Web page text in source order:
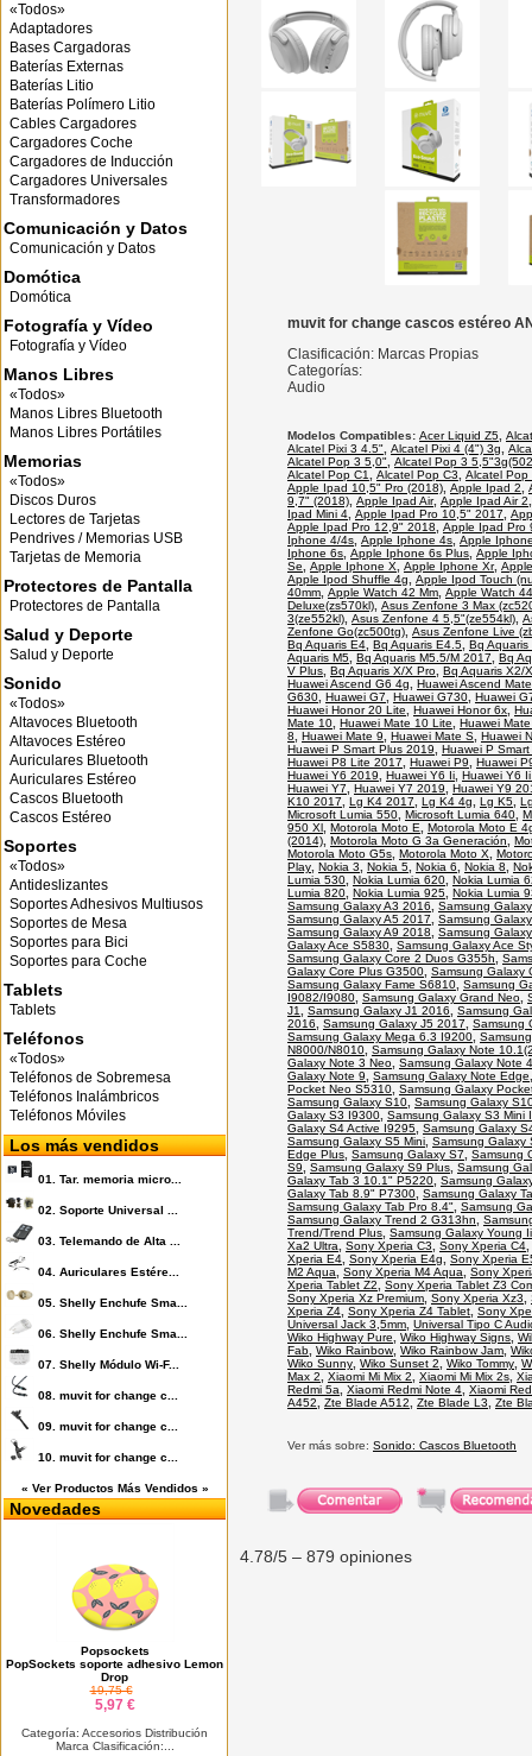
«Todos»
Adaptadores
Bases Cargadoras
Baterías Externas
Baterías Litio
Baterías Polímero Litio
Cables Cargadores
Cargadores Coche
Cargadores de Inducción
Cargadores Universales
Transformadores
Comunicación y Datos
Comunicación y Datos
Domótica
Domótica
Fotografía y Vídeo
Fotografía y Vídeo
Manos Libres
«Todos»
Manos Libres Bluetooth
Manos Libres Portátiles
Memorias
«Todos»
Discos Duros
Lectores de Tarjetas
Pendrives / Memorias USB
Tarjetas de Memoria
Protectores de Pantalla
Protectores de Pantalla
Salud y Deporte
Salud y Deporte
Sonido
«Todos»
Altavoces Bluetooth
Altavoces Estéreo
Auriculares Bluetooth
Auriculares Estéreo
Cascos Bluetooth
Cascos Estéreo
Soportes
«Todos»
Antideslizantes
Soportes Adhesivos Multiusos
Soportes de Mesa
Soportes para Bici
Soportes para Coche
Tablets
Tablets
Teléfonos
«Todos»
Teléfonos de Sobremesa
Teléfonos Inalámbricos
Teléfonos Móviles
Los más vendidos
01. Tar. memoria micro...
02. Soporte Universal ...
03. Telemando de Alta ...
04. Auriculares Estére...
05. Shelly Enchufe Sma...
06. Shelly Enchufe Sma...
07. Shelly Módulo Wi-F...
08. muvit for change c...
09. muvit for change c...
10. muvit for change c...
« Ver Productos Más Vendidos »
Novedades
Popsockets
PopSockets soporte adhesivo Lemon
Drop
19,75 €
5,97 €
Categoría: Accesorios Distribución
Marca Clasificación:...
muvit for change cascos estéreo
Clasificación: Marcas Propias
Categorías:
Audio
Modelos Compatibles: Acer Liquid Z5
Alcatel Pixi 3 4.5"
Alcatel Pixi 4 (4") 3g
Alcatel Pop 3 5,0"
Alcatel Pop 3
Alcatel Pop C1
Alcatel Pop C3
Alcatel Pop
Apple Ipad 10,5" Pro (2018) Apple Ipad 2
9,7" (2018) Apple Ipad Air, Apple Ipad Air 2
Ipad Mini 4 Apple Ipad Pro 10,5" 2017
Apple Ipad Pro 12,9" 2018
Apple Ipad Pro
Iphone 4/4s Apple Iphone 4s Apple
Iphone 6s Apple Iphone 6s Plus Apple
Se
Apple Iphone X Apple Iphone Xr,
Apple Ipod Shuffle 4g
Apple Ipod Touch
40mm Apple Watch 42 Mm Apple Watch
Deluxe(zs570kl) Asus Zenfone 3 Max
3(ze552kl) Asus Zenfone 4 5,5"(ze554kl)
Zenfone Go(zc500tg) Asus Zenfone Live
Bq Aquaris E4 Bq Aquaris E4.5 Bq Aquaris
Aquaris M5 Bq Aquaris M5.5/M 2017
Bq
V Plus Bq Aquaris X/X Pro Bq Aquaris X2/
Huawei Ascend G6 4g
Huawei Ascend Mate
G630 Huawei G7 Huawei G730 Huawei
Huawei Honor 20 Lite
Huawei Honor 6x
Mate 10 Huawei Mate 10 Lite
Huawei
8
Huawei Mate 9 Huawei Mate S Huawei
Huawei P Smart Plus 2019
Huawei P Smart
Huawei P8 Lite 2017
Huawei P9
Huawei
Huawei Y6 2019
Huawei Y6 Ii Huawei Y6
Huawei Y7
Huawei Y7 2019
Huawei Y9
K10 2017
Lg K4 2017 Lg K4 4g Lg K5
Microsoft Lumia 550 Microsoft Lumia 640
950 Xl Motorola Moto E
Motorola Moto E
(2014) Motorola Moto G 3a Generación
Motorola Moto G5s Motorola Moto X
Play Nokia 3 Nokia 5 Nokia 6 Nokia 8
Lumia 530 Nokia Lumia 620 Nokia Lumia
Lumia 820 Nokia Lumia 925 Nokia Lumia
Samsung Galaxy A3 2016
Samsung
Samsung Galaxy A5 2017
Samsung
Samsung Galaxy A9 2018
Samsung
Galaxy Ace S5830 Samsung Galaxy Ace
Samsung Galaxy Core 2 Duos G355h
Galaxy Core Plus G3500 Samsung Galaxy
Samsung Galaxy Fame S6810 Samsung
I9082/I9080 Samsung Galaxy Grand Neo
J1
Samsung Galaxy J1 2016
Samsung
2016
Samsung Galaxy J5 2017
Samsung
Samsung Galaxy Mega 6.3 I9200
N8000/N8010 Samsung Galaxy Note
Galaxy Note 3 Neo Samsung Galaxy Note 4
Galaxy Note 9
Samsung Galaxy Note Edge
Pocket Neo S5310 Samsung Galaxy
Samsung Galaxy S10 Samsung Galaxy
Galaxy S3 I9300 Samsung Galaxy S3 Mini
Galaxy S4 Active I9295 Samsung Galaxy
Samsung Galaxy S5 Mini Samsung Galaxy
Edge Plus Samsung Galaxy S7
Samsung
S9
Samsung Galaxy S9 Plus Samsung
Galaxy Tab 3 10.1" P5220 Samsung
Galaxy Tab 8.9" P7300 Samsung Galaxy
Samsung Galaxy Tab Pro 8.4"
Samsung
Samsung Galaxy Trend 2 G313hn
Trend/Trend Plus Samsung Galaxy Young Ii
Xa2 Ultra
Sony Xperia C3 Sony Xperia C4
Xperia E4 Sony Xperia E4g
Sony Xperia
M2 Aqua
Sony Xperia M4 Aqua
Sony
Xperia Tablet Z2
Sony Xperia Tablet Z3
Sony Xperia Xz Premium Sony Xperia Xz3
Xperia Z4 Sony Xperia Z4 Tablet Sony
Universal Jack 3,5mm Universal Tipo C
Wiko Highway Pure
Wiko Highway Signs
Fab Wiko Rainbow, Wiko Rainbow Jam
Wiko Sunny Wiko Sunset 2 Wiko Tommy
Max 2
Xiaomi Mi Mix 2 Xiaomi Mi Mix 2s
Redmi 5a
Xiaomi Redmi Note 4 Xiaomi
A452
Zte Blade A512 Zte Blade L3 Zte
Ver más sobre: Sonido: Cascos Bluetooth
4.78/5 – 879 opiniones